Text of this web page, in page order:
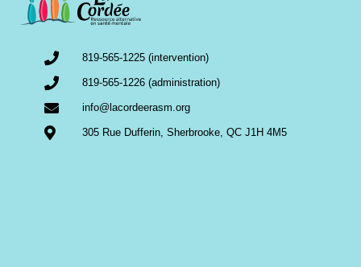
819-565-1225 (intervention)
819-565-1226 (administration)
info@lacordeerasm.org
305 Rue Dufferin, Sherbrooke, QC J1H 4M5